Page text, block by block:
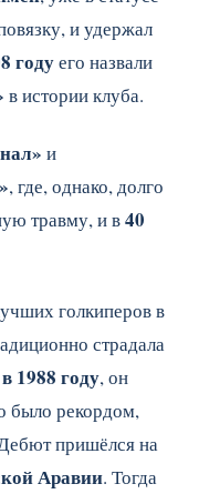
и удержал
годуего назвали
в истории клуба.
и
, где, однако, долго
травму, и в40
голкиперов в
страдала
в 1988 году, он
было рекордом,
пришёлся на
Аравии. Тогда